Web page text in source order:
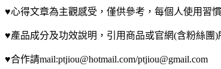
♥心得文章為主觀感受，僅供參考，每個人使用習
♥產品成分及功效說明，引用商品或官網(含粉絲團
♥合作請mail:ptjiou@hotmail.com/ptjiou@gmail.com